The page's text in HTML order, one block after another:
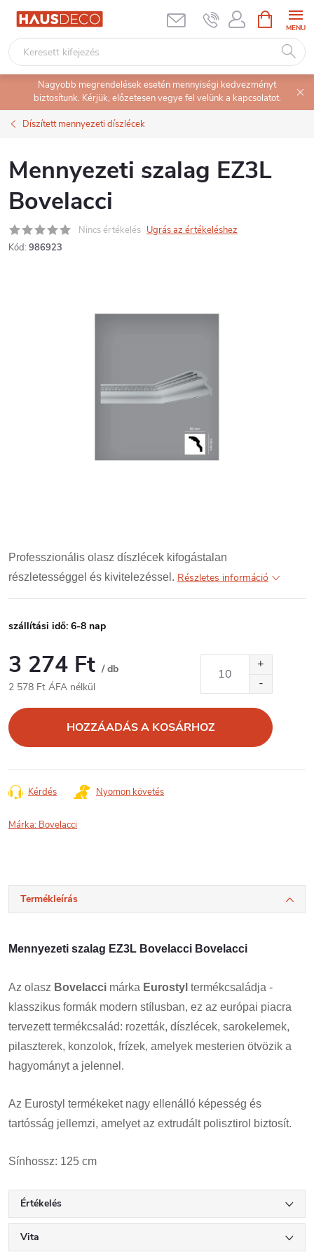
Ugrás
tartalomhoz
KOSÁR
Nagyobb megrendelések esetén mennyiségi kedvezményt
biztosítunk. Kérjük, előzetesen vegye fel velünk a kapcsolatot.
Díszített mennyezeti díszlécek
Mennyezeti szalag EZ3L
Bovelacci
Nincs értékelés Ugrás az értékeléshez
Kód: 986923
Professzionális olasz díszlécek kifogástalan
részletességgel és kivitelezéssel. Részletes információ
szállítási idő: 6-8 nap
3 274 Ft / db
2 578 Ft ÁFA nélkül
HOZZÁADÁS A KOSÁRHOZ
Kérdés Nyomon követés
Márka: Bovelacci
Termékleírás
Mennyezeti szalag EZ3L Bovelacci Bovelacci
Az olasz Bovelacci márka Eurostyl termékcsaládja -
klasszikus formák modern stílusban, ez az európai piacra
tervezett termékcsalád: rozetták, díszlécek, sarokelemek,
pilaszterek, konzolok, frízek, amelyek mesterien ötvözik a
hagyományt a jelennel.
Az Eurostyl termékeket nagy ellenálló képesség és
tartósság jellemzi, amelyet az extrudált polisztirol biztosít.
Sínhossz: 125 cm
Értékelés
Vita